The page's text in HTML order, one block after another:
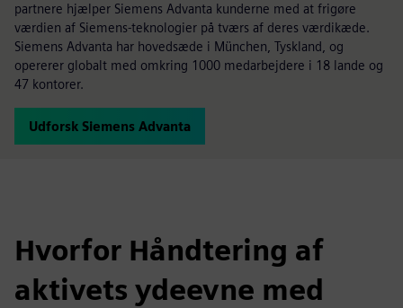
partnere hjælper Siemens Advanta kunderne med at frigøre
værdien af Siemens-teknologier på tværs af deres værdikæde.
Siemens Advanta har hovedsæde i München, Tyskland, og
opererer globalt med omkring 1000 medarbejdere i 18 lande og
47 kontorer.
Udforsk Siemens Advanta
Hvorfor Håndtering af
aktivets ydeevne med